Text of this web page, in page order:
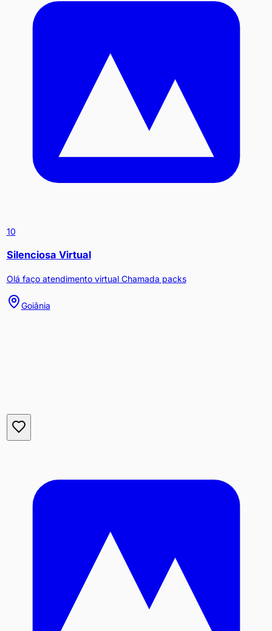
10
Silenciosa Virtual
Olá faço atendimento virtual Chamada packs
Goiânia